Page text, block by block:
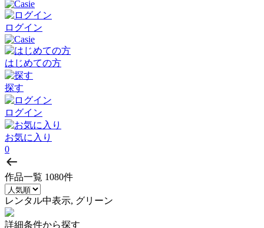
ログイン
はじめての方
探す
ログイン
お気に入り
0
作品一覧 1080件
レンタル中表示, グリーン
詳細条件から探す